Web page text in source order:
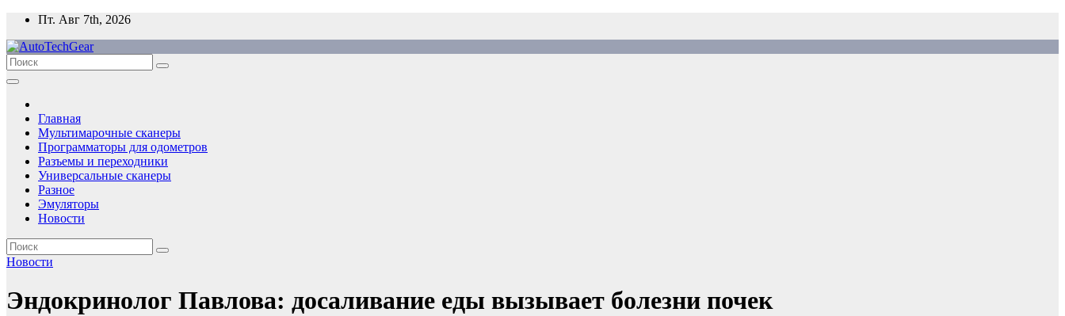
Перейти
содержимому
Пт. Авг 7th, 2026
Главная
Мультимарочные сканеры
Программаторы для одометров
Разъемы и переходники
Универсальные сканеры
Разное
Эмуляторы
Новости
Новости
Эндокринолог Павлова: досаливание еды вызывает болезни почек